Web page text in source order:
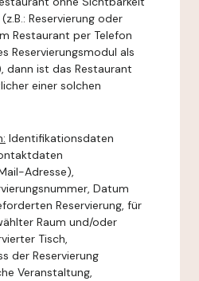
Reservierung oder
Restaurant per Telefon
Reservierungsmodul als
dann ist das Restaurant
einer solchen
Identifikationsdaten
Adresse),
Datum
Reservierung, für
Raum und/oder
Tisch,
der Reservierung
Veranstaltung,